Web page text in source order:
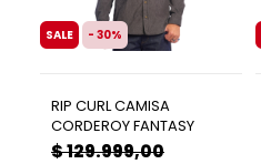
SALE - 30%
RIP CURL CAMISA
CORDEROY FANTASY
$ 129.999,00